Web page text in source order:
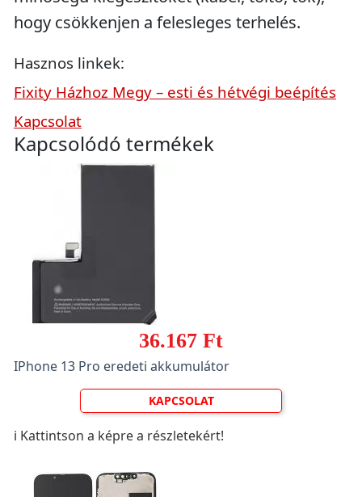
hogy csökkenjen a felesleges terhelés.
Hasznos linkek:
Fixity Házhoz Megy – esti és hétvégi beépítés
Kapcsolat
Kapcsolódó termékek
36.167 Ft
IPhone 13 Pro eredeti akkumulátor
KAPCSOLAT
ℹ️ Kattintson a képre a részletekért!